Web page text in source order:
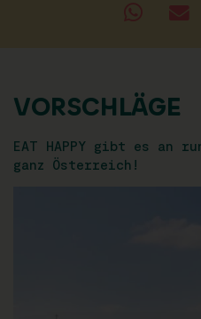
VORSCHLÄGE
EAT HAPPY gibt es an
ganz Österreich!